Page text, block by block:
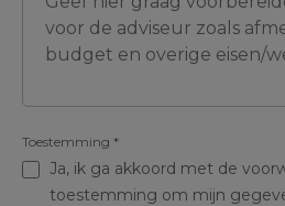
Ja, ik ga akkoord met de
toestemming om mijn
Toestemming *